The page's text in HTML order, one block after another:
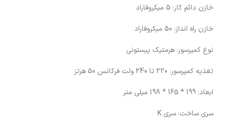
خازن دائم کار:
خازن راه انداز:
نوع کمپرسور: هرمتیک پیستونی
تغذیه کمپرسور:
ابعاد:
سری ساخت: سری K